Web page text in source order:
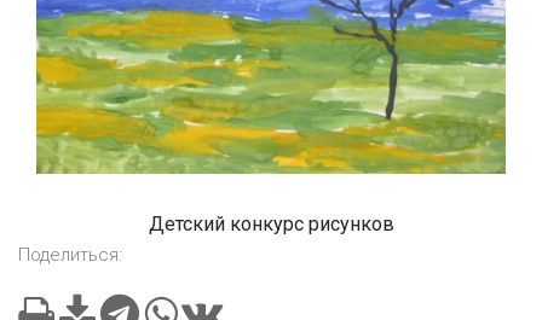
Детский конкурс рисунков
Поделиться: